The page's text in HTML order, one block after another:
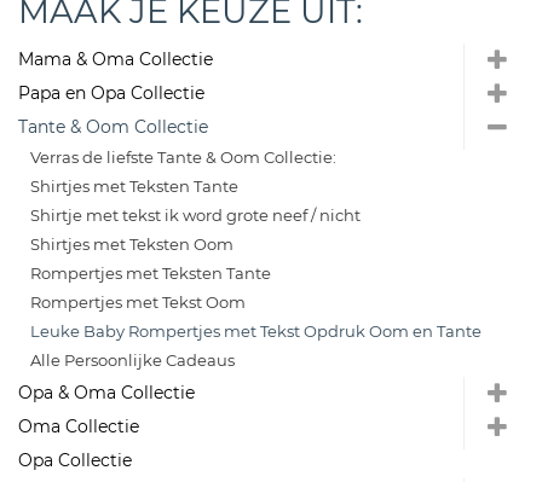
MAAK JE KEUZE UIT:
Mama & Oma Collectie
Papa en Opa Collectie
Tante & Oom Collectie
Verras de liefste Tante & Oom Collectie:
Shirtjes met Teksten Tante
Shirtje met tekst ik word grote neef / nicht
Shirtjes met Teksten Oom
Rompertjes met Teksten Tante
Rompertjes met Tekst Oom
Leuke Baby Rompertjes met Tekst Opdruk Oom en Tante
Alle Persoonlijke Cadeaus
Opa & Oma Collectie
Oma Collectie
Opa Collectie